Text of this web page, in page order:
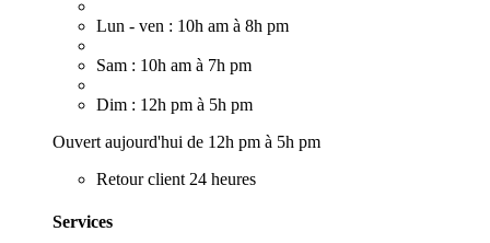
Lun - ven : 10h am à 8h pm
Sam : 10h am à 7h pm
Dim : 12h pm à 5h pm
Ouvert aujourd'hui de 12h pm à 5h pm
Retour client 24 heures
Services